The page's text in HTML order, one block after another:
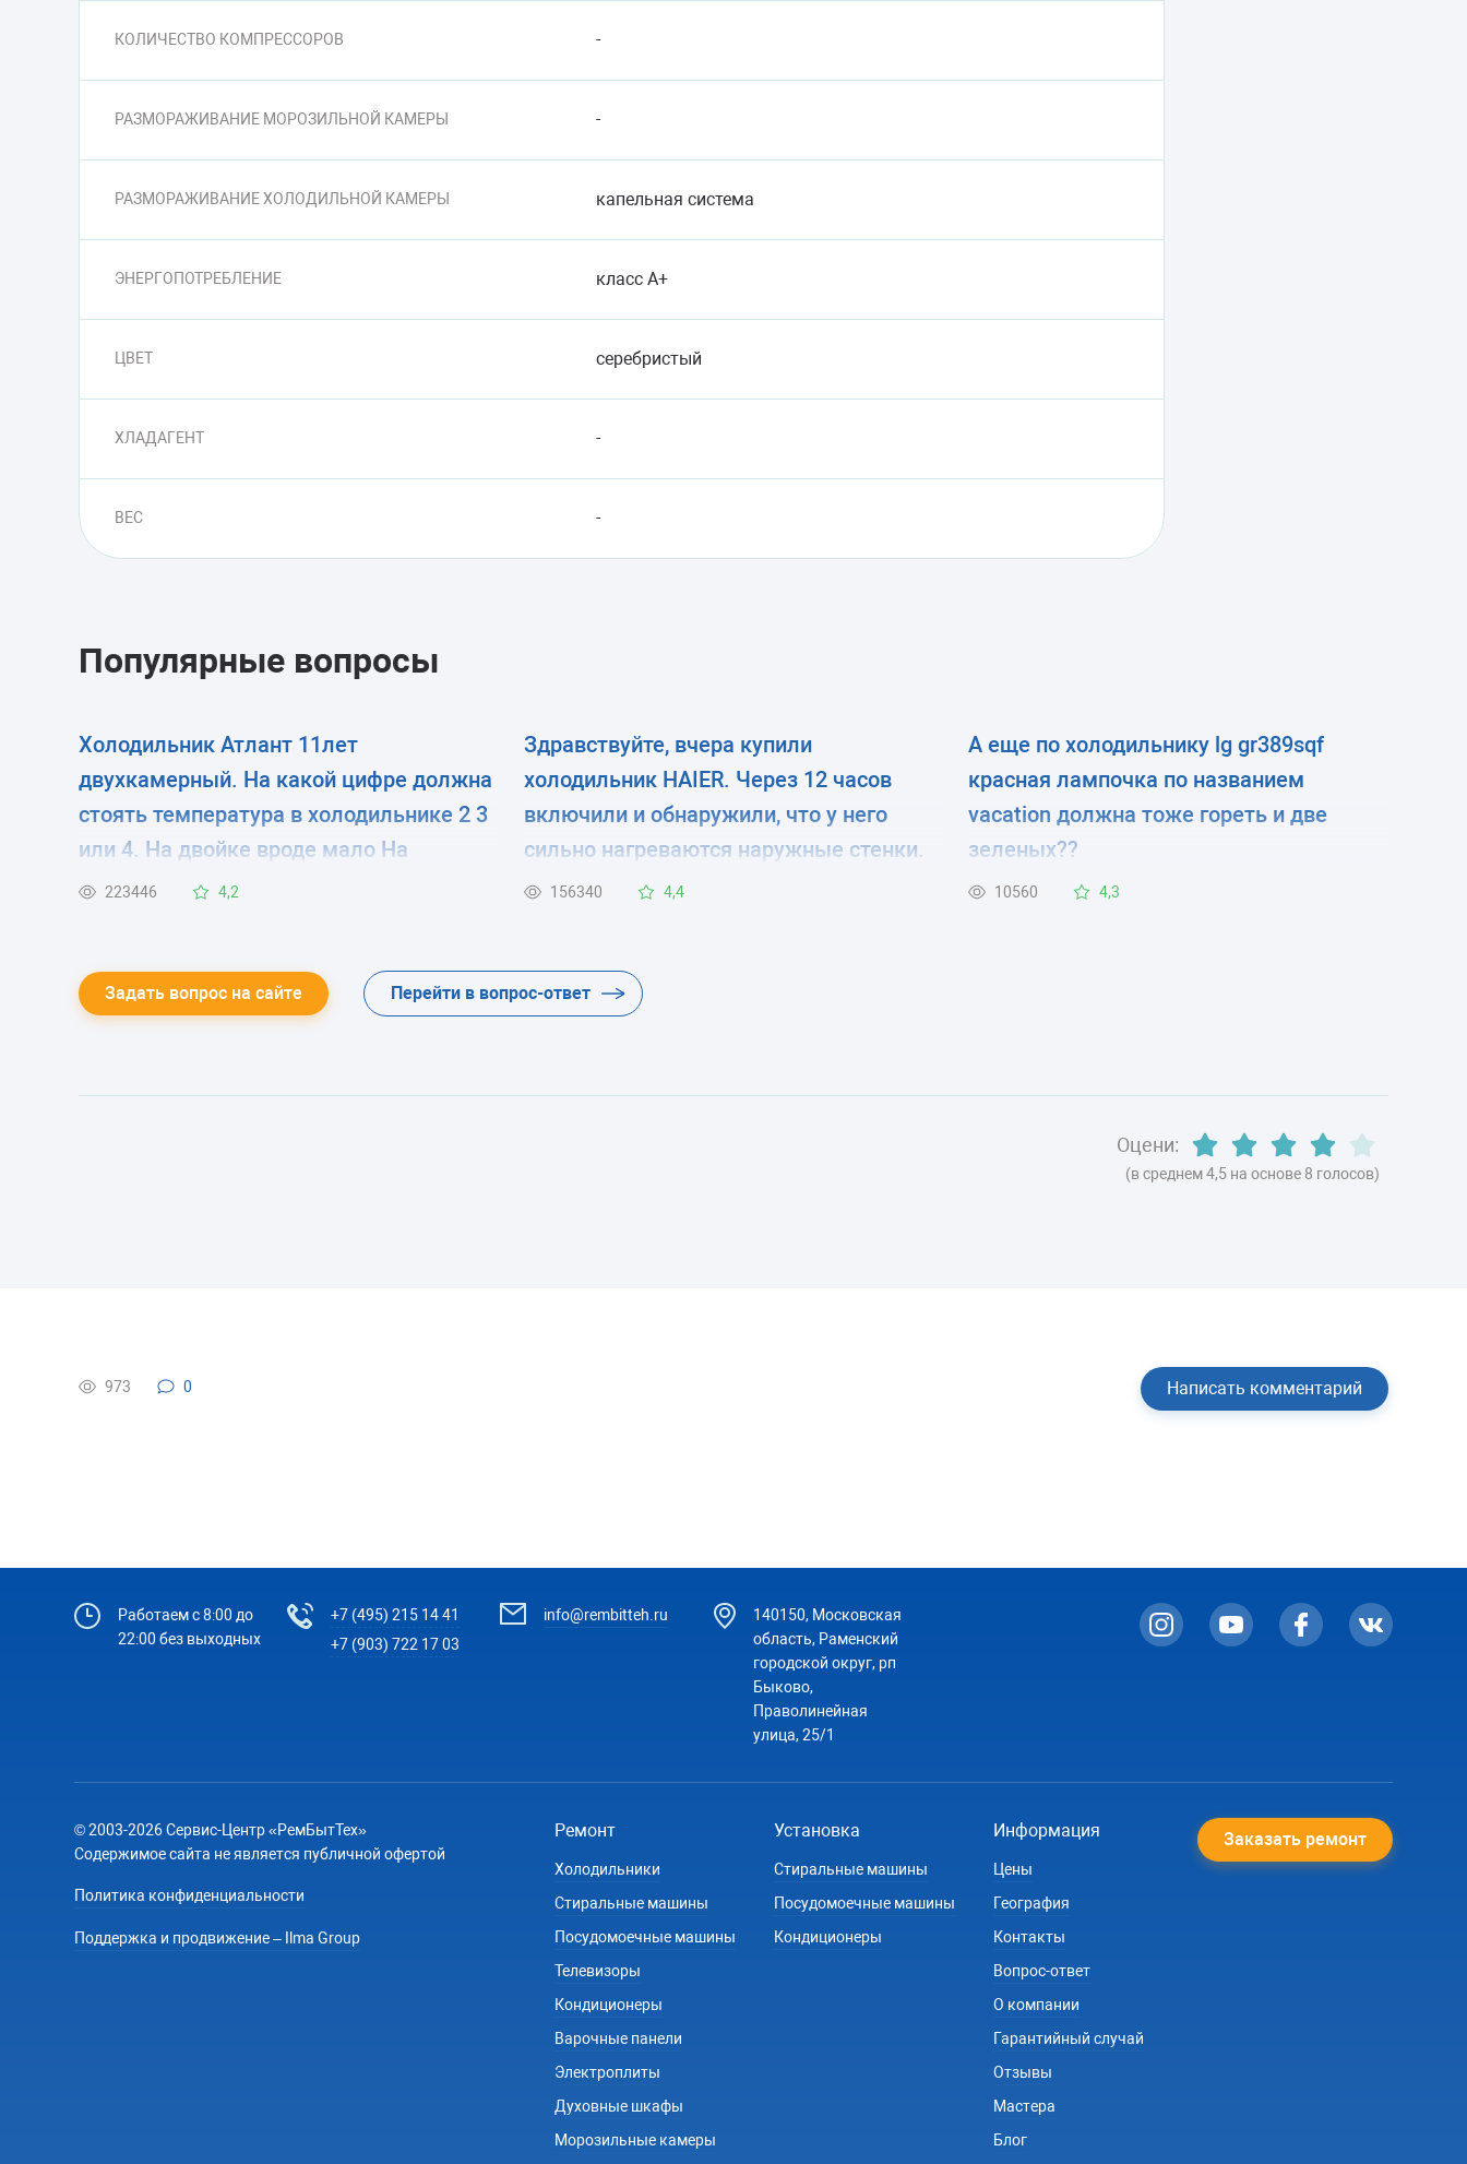
КОЛИЧЕСТВО КОМПРЕССОРОВ -
РАЗМОРАЖИВАНИЕ МОРОЗИЛЬНОЙ КАМЕРЫ -
РАЗМОРАЖИВАНИЕ ХОЛОДИЛЬНОЙ КАМЕРЫ капельная система
ЭНЕРГОПОТРЕБЛЕНИЕ класс A+
ЦВЕТ серебристый
ХЛАДАГЕНТ -
ВЕС -
Популярные вопросы
Холодильник Атлант 11лет
двухкамерный. На какой цифре должна
стоять температура в холодильнике 2 3
или 4. На двойке вроде мало На
четверку ставлю летом сказали нельзя
223446 4,2
Здравствуйте, вчера купили
холодильник HAIER. Через 12 часов
включили и обнаружили, что у него
сильно нагреваются наружные стенки.
Никогда с подобным явлением не
временное явление. Спасибо.
156340 4,4
А еще по холодильнику lg gr389sqf
красная лампочка по названием
vacation должна тоже гореть и две
зеленых??
10560 4,3
Задать вопрос на сайте Перейти в вопрос-ответ
Оцени:
(в среднем 4,5 на основе 8 голосов)
973 0 Написать комментарий
Работаем с 8:00 до
22:00 без выходных
+7 (495) 215 14 41
+7 (903) 722 17 03
info@rembitteh.ru
140150, Московская
область, Раменский
городской округ, рп
Быково,
Праволинейная
улица, 25/1
© 2003-2026 Сервис-Центр «РемБытТех»
Содержимое сайта не является публичной офертой
Политика конфиденциальности
Поддержка и продвижение – Ilma Group
Ремонт
Холодильники
Стиральные машины
Посудомоечные машины
Телевизоры
Кондиционеры
Варочные панели
Электроплиты
Духовные шкафы
Морозильные камеры
Установка
Стиральные машины
Посудомоечные машины
Кондиционеры
Информация
Цены
География
Контакты
Вопрос-ответ
О компании
Гарантийный случай
Отзывы
Мастера
Блог
Заказать ремонт